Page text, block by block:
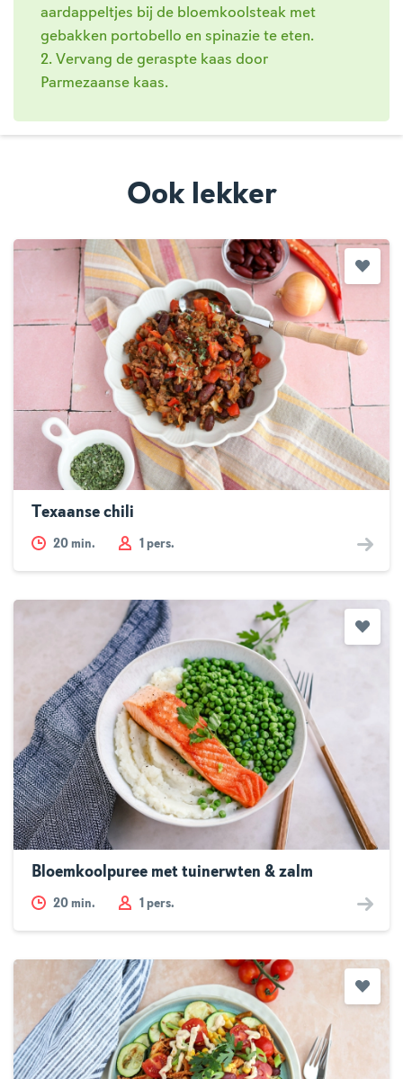
aardappeltjes bij de bloemkoolsteak met
gebakken portobello en spinazie te eten.
2. Vervang de geraspte kaas door
Parmezaanse kaas.
Ook lekker
Texaanse chili
20 min. 1 pers.
Bloemkoolpuree met tuinerwten & zalm
20 min. 1 pers.